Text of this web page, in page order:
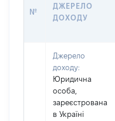
№
ДЖЕРЕЛО
ДОХОДУ
Джерело
доходу:
Юридична
особа,
зареєстрована
в Україні